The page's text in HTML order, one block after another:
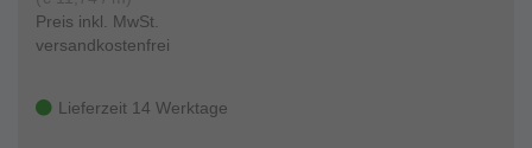
Preis inkl. MwSt.
versandkostenfrei
Lieferzeit 14 Werktage